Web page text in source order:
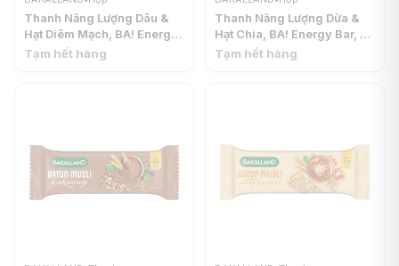
Thanh Năng Lượng Dâu &
Hạt Diêm Mạch, BA! Energy
Bar, 5 Grains, Strawberries
Tạm hết hàng
Thanh Năng Lượng Dừa &
Hạt Chia, BA! Energy Bar, 5
Grains, Coconut & Chia
Tạm hết hàng